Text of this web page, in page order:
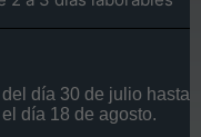
del día 30 de julio hasta
día 18 de agosto.